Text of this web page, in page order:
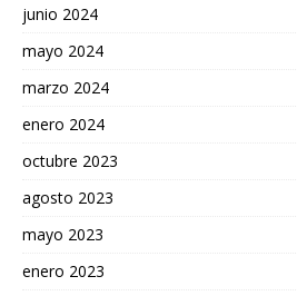
junio 2024
mayo 2024
marzo 2024
enero 2024
octubre 2023
agosto 2023
mayo 2023
enero 2023